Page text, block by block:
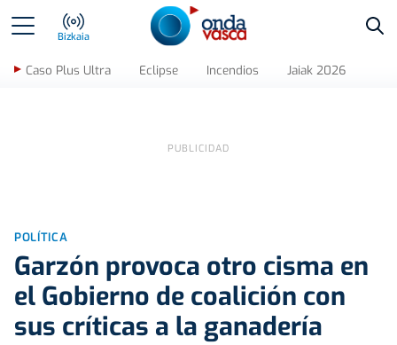
Bizkaia
Caso Plus Ultra Eclipse Incendios Jaiak 2026
POLÍTICA
Garzón provoca otro cisma en
el Gobierno de coalición con
sus críticas a la ganadería